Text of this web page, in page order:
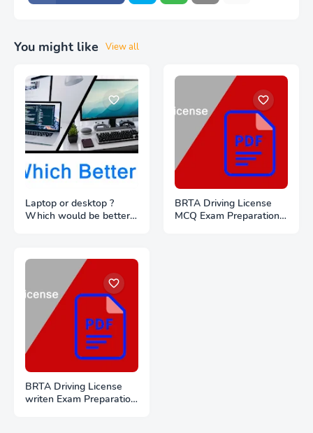
You might like View all
Laptop or desktop ?
Which would be better
BRTA Driving License
MCQ Exam Preparation
BRTA Driving License
writen Exam Preparation